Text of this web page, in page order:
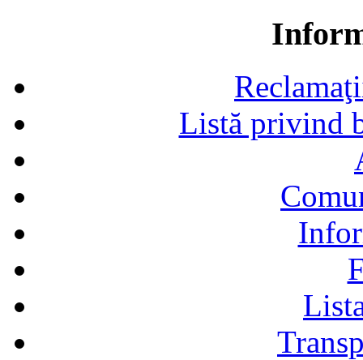
Listă privind